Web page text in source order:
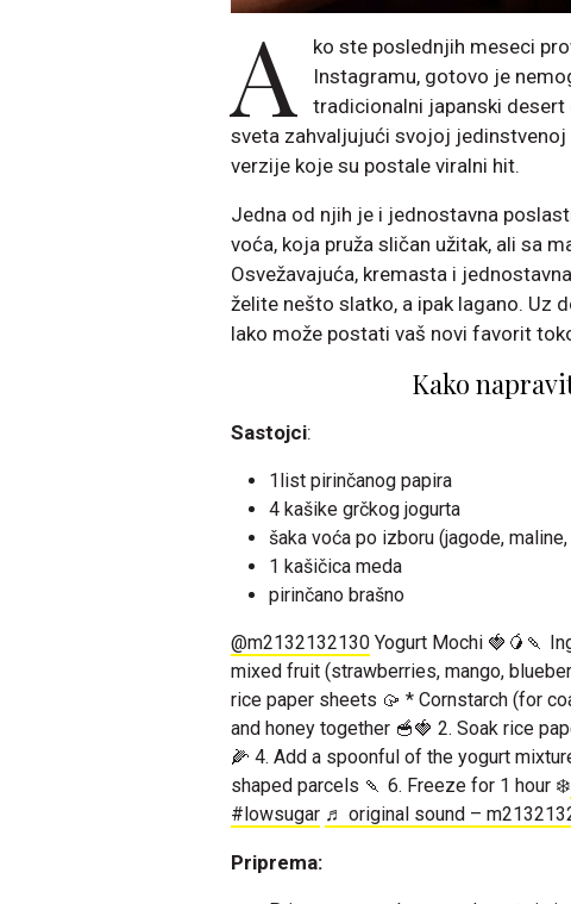
A
ko ste poslednjih meseci
Instagramu, gotovo je
tradicionalni japanski
sveta zahvaljujući svojoj
verzije koje su postale viralni hit.
Jedna od njih je i jednostavna
voća, koja pruža sličan užitak, ali sa
Osvežavajuća, kremasta i
želite nešto slatko, a ipak lagano. Uz
lako može postati vaš novi favorit
Kako
Sastojci:
1list pirinčanog papira
4 kašike grčkog jogurta
šaka voća po izboru (jagode,
1 kašičica meda
pirinčano brašno
@m2132132130 Yogurt Mochi 🍓🥭🍡
mixed fruit (strawberries, mango,
rice paper sheets 🥠 * Cornstarch (for
and honey together 🥣🍓 2. Soak rice
🌽 4. Add a spoonful of the yogurt
shaped parcels 🍡 6. Freeze for 1 hour ❄️
#lowsugar ♬ original sound –
Priprema: